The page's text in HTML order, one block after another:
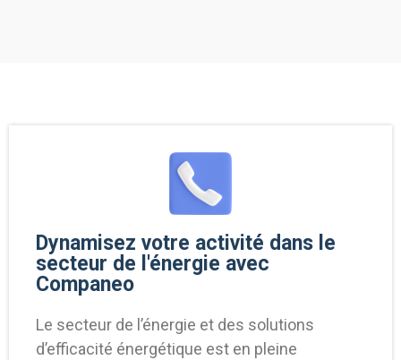
Dynamisez votre activité dans le
secteur de l'énergie avec
Companeo
Le secteur de l’énergie et des solutions
d’efficacité énergétique est en pleine